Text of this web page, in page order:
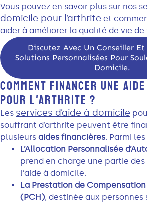
Vous pouvez en savoir plus sur nos
domicile pour l’arthrite et
aider à améliorer la qualité de vie de
Discutez Avec Un Conseiller
Solutions Personnalisées Pour
Domicile.
COMMENT FINANCER UNE
POUR L'ARTHRITE ?
Les services d’aide à domicile
souffrant d’arthrite peuvent être
plusieurs aides financières. Parmi
L’Allocation Personnalisée
prend en charge une partie
l’aide à domicile.
La Prestation de
(PCH), destinée aux personnes